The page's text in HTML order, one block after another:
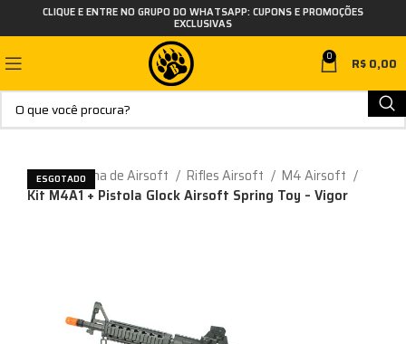
CLIQUE E ENTRE NO GRUPO DO WHATSAPP: CUPONS E PROMOÇÕES
EXCLUSIVAS
0 R$0,00
Início Arma de Airsoft Rifles Airsoft
M4 Airsoft
Kit M4A1 + Pistola Glock Airsoft Spring Toy – Vigor
ESGOTADO